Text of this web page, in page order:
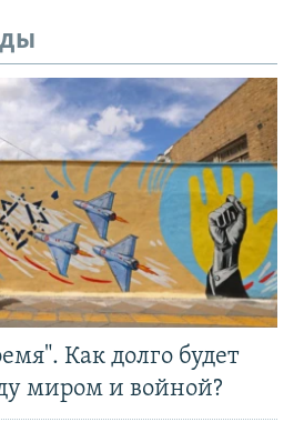
Как долго будет
миром и войной?